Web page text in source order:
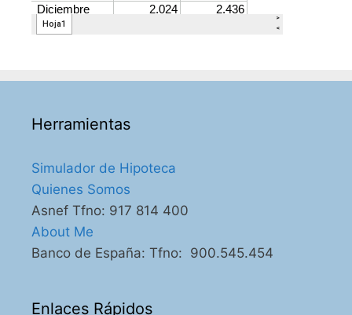
Herramientas
Simulador de Hipoteca
Quienes Somos
Asnef Tfno: 917 814 400
About Me
Banco de España: Tfno: 900.545.454
Enlaces Rápidos